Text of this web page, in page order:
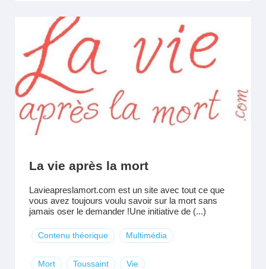
La vie après la mort
Lavieapreslamort.com est un site avec tout ce que
vous avez toujours voulu savoir sur la mort sans
jamais oser le demander !Une initiative de (...)
Contenu théorique Multimédia
Mort Toussaint Vie